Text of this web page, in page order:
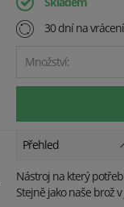
30 dní na
Množství:
Přehled
Nástroj na který
Stejně jako naše brož